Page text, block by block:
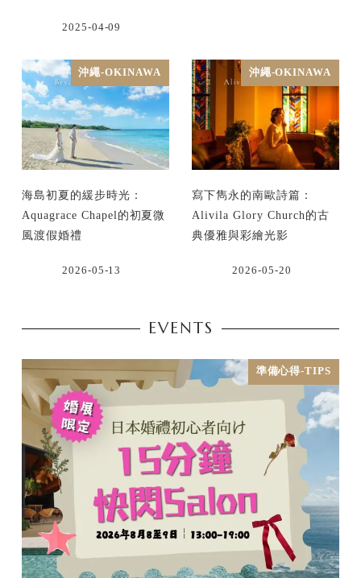
2025-04-09
沖繩-OKINAWA
海島初夏的緩步時光：
Aquagrace Chapel的初夏微
風渡假婚禮
2026-05-13
沖繩-OKINAWA
寫下雋永的南歐詩篇：
Alivila Glory Church的古
典優雅與彩繪光影
2026-05-20
EVENTS
準備心得-TIPS